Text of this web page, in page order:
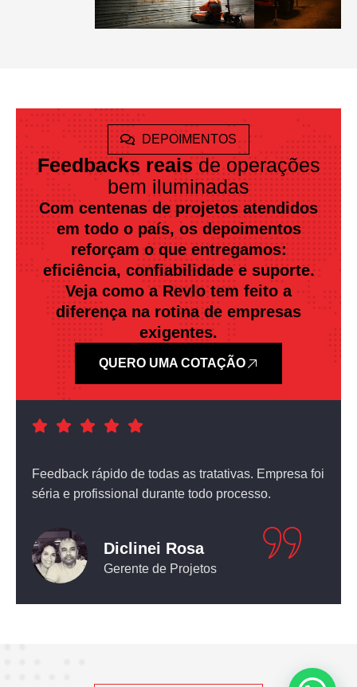
DEPOIMENTOS
Feedbacks reaisde operações
bem iluminadas
Com centenas de projetos atendidos
em todo o país, os depoimentos
reforçam o que entregamos:
eficiência, confiabilidade e suporte.
Veja como a Revlo tem feito a
diferença na rotina de empresas
exigentes.
QUERO UMA COTAÇÃO
Atendimento nota dez! O equipamento que comprei
não deixou nada a desejar.
Leticia Pediconi
Engenheira Civil